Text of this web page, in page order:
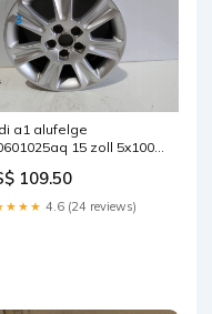
a1 alufelge
15 zoll 5x100
109.50
4.6 (24 reviews)